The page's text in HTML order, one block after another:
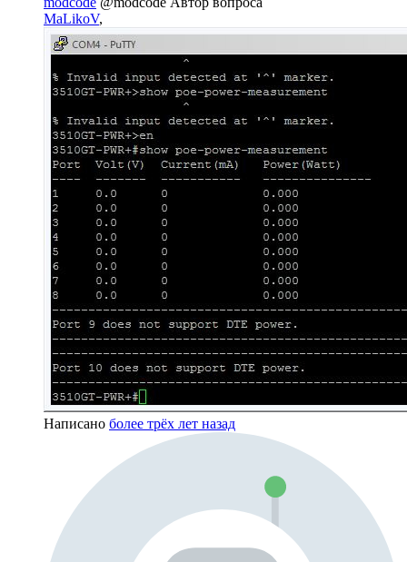
MaLikoV,
Написано более трёх лет назад